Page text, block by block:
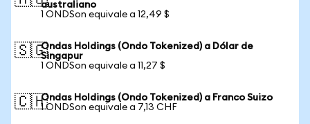
australiano
1 ONDSon equivale a 12,49 $
🇸🇬Ondas Holdings (Ondo Tokenized) a Dólar de
Singapur
1 ONDSon equivale a 11,27 $
🇨🇭Ondas Holdings (Ondo Tokenized) a Franco Suizo
1 ONDSon equivale a 7,13 CHF